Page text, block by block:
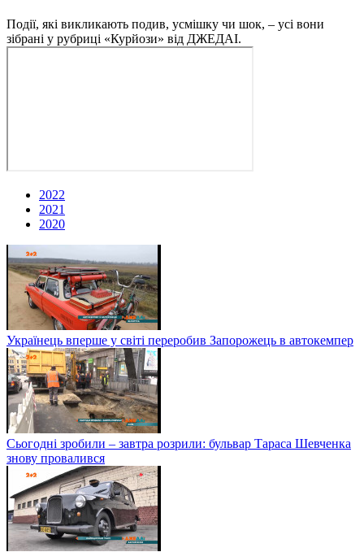
Події, які викликають подив, усмішку чи шок, – усі вони
зібрані у рубриці «Курйози» від ДЖЕДАІ.
2022
2021
2020
Українець вперше у світі переробив Запорожець в автокемпер
Сьогодні зробили – завтра розрили: бульвар Тараса Шевченка
знову провалився